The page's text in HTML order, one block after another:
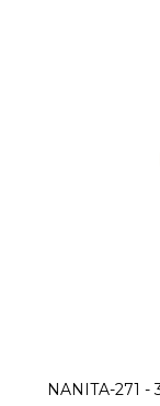
NANITA-271 -